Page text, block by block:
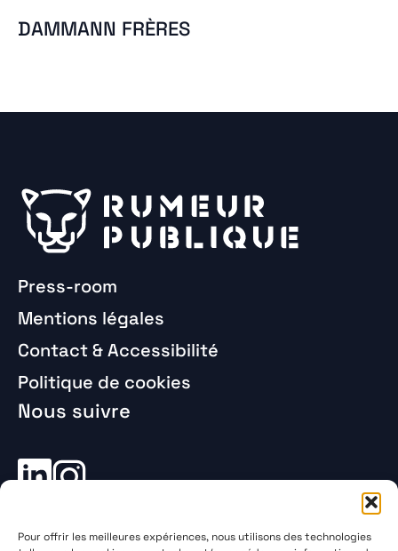
Pour offrir les meilleures expériences, nous utilisons des technologies
DAMMANN FRÈRES
Press-room
Mentions légales
Contact & Accessibilité
Politique de cookies
Nous suivre
Nous contacter